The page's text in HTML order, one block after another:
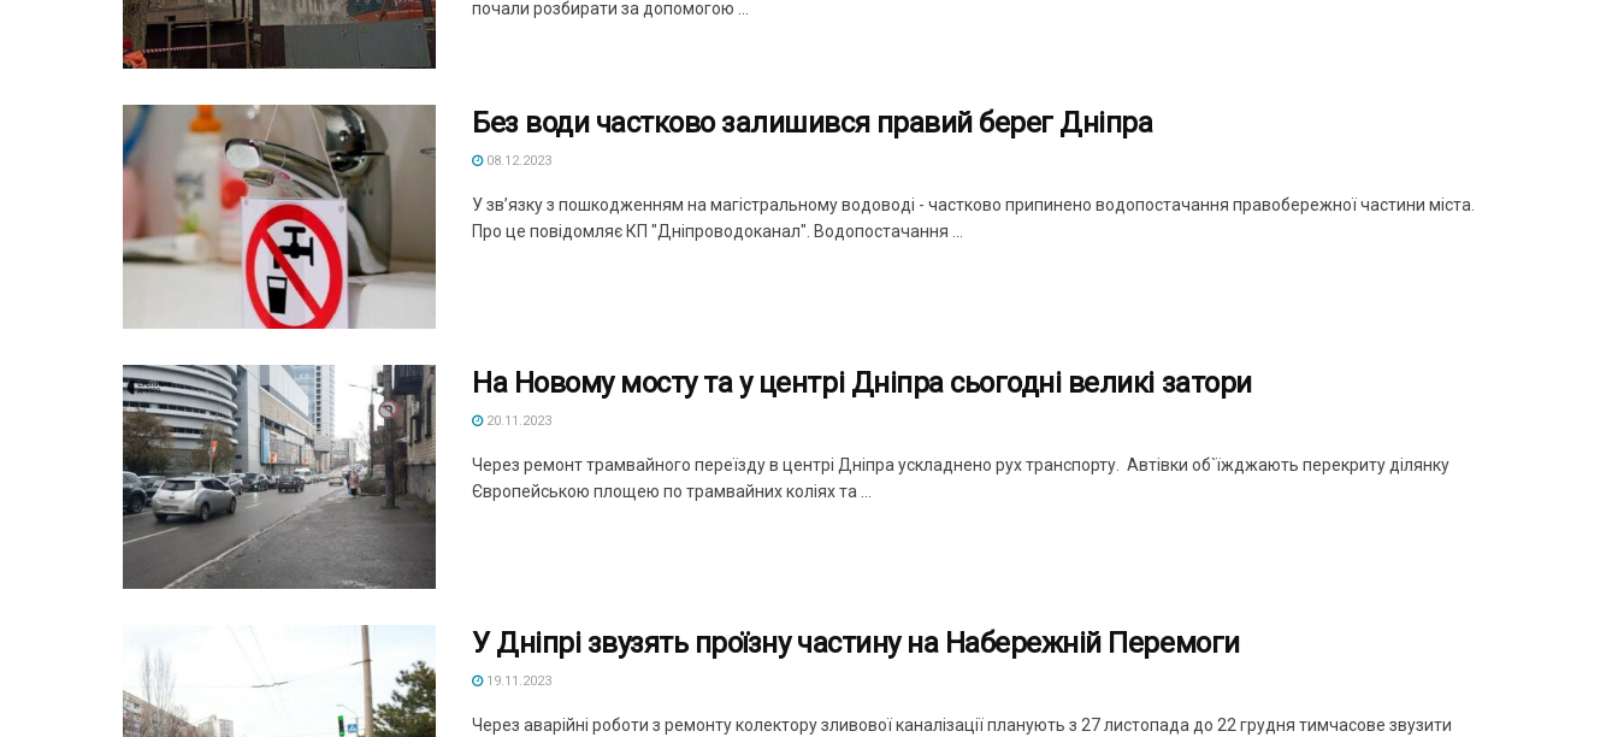
почали розбирати за допомогою ...
Без води частково залишився правий берег Дніпра
08.12.2023
У зв’язку з пошкодженням на магістральному водоводі - частково припинено водопостачання правобережної частини міста.
Про це повідомляє КП "Дніпроводоканал". Водопостачання ...
На Новому мосту та у центрі Дніпра сьогодні великі затори
20.11.2023
Через ремонт трамвайного переїзду в центрі Дніпра ускладнено рух транспорту. Автівки об`їжджають перекриту ділянку
Європейською площею по трамвайних коліях та ...
У Дніпрі звузять проїзну частину на Набережній Перемоги
19.11.2023
Через аварійні роботи з ремонту колектору зливової каналізації планують з 27 листопада до 22 грудня тимчасове звузити